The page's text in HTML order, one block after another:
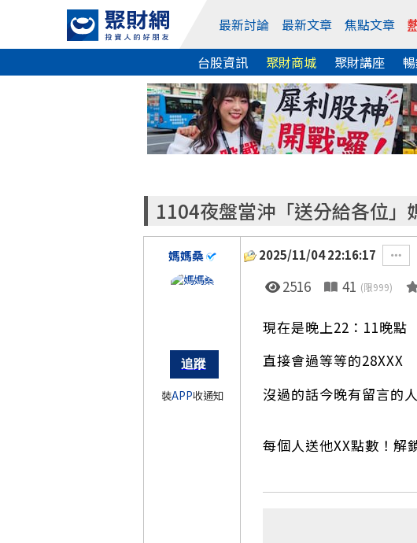
最新討論 最新文章 焦點文章
台股資訊
聚財商城 聚財講座
1104夜盤當沖「送分給各位」
媽媽桑
裝APP收通知
2025/11/04 22:16:17
2516 41 (限999)
現在是晚上22：11晚點
直接會過等等的28XXX
沒過的話今晚有留言的
每個人送他XX點數！解